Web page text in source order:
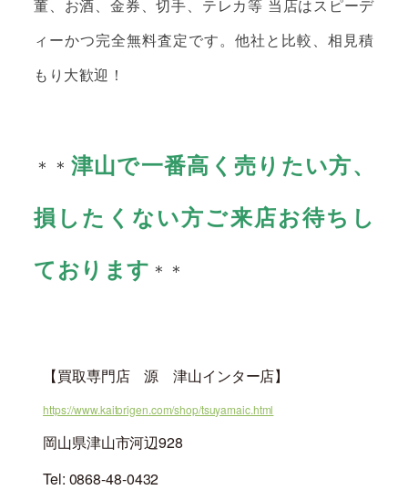
董、お酒、金券、切手、テレカ等 当店はスピーデ
ィーかつ完全無料査定です。他社と比較、相見積
もり大歓迎！
＊＊ 津山で一番高く売りたい方、
損したくない方ご来店お待ちし
ております ＊＊
【買取専門店 源 津山インター店】
https://www.kaitorigen.com/shop/tsuyamaic.html
岡山県津山市河辺928
Tel: 0868-48-0432